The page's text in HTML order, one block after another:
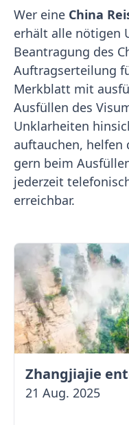
Wer eine China
erhält alle nötigen
Beantragung des
Auftragserteilung
Merkblatt mit
Ausfüllen des
Unklarheiten
auftauchen, helfen
gern beim
jederzeit
erreichbar.
21 Aug. 2025